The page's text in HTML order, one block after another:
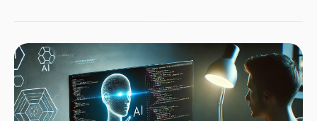
선보인 경험이 있다. SK텔레콤 재직 시에는 메타버스 서비스 ‘이프렌드’
개발을 진두지휘했고, 그 이전에는 삼성전자 무선사업부에서 12년 동안
모바일 소프트웨어를 개발한 기술 전문가다.